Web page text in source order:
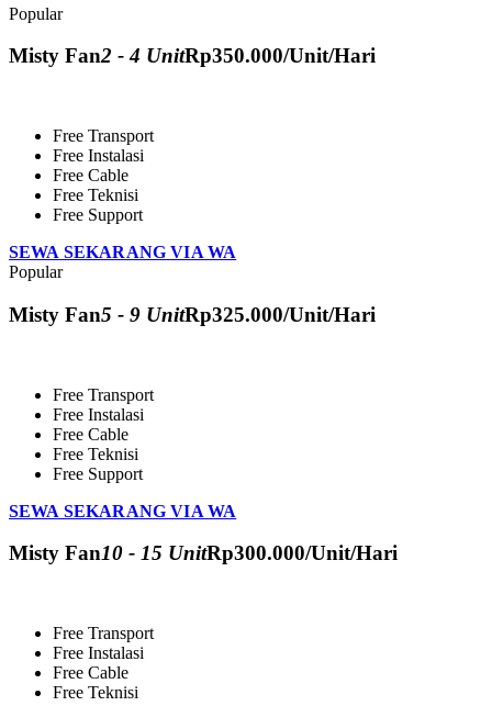
Popular
Misty Fan2 - 4 UnitRp350.000/Unit/Hari
Free Transport
Free Instalasi
Free Cable
Free Teknisi
Free Support
SEWA SEKARANG VIA WA
Popular
Misty Fan5 - 9 UnitRp325.000/Unit/Hari
Free Transport
Free Instalasi
Free Cable
Free Teknisi
Free Support
SEWA SEKARANG VIA WA
Misty Fan10 - 15 UnitRp300.000/Unit/Hari
Free Transport
Free Instalasi
Free Cable
Free Teknisi